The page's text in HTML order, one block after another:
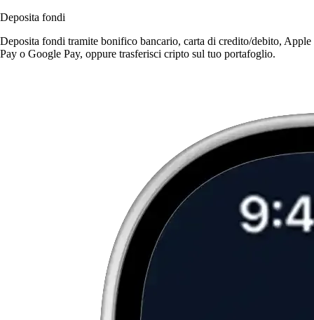
Deposita fondi
Deposita fondi tramite bonifico bancario, carta di credito/debito, Apple
Pay o Google Pay, oppure trasferisci cripto sul tuo portafoglio.